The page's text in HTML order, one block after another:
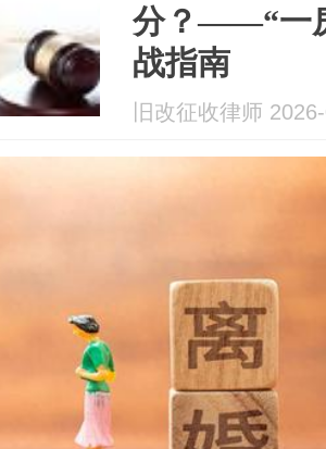
分？——“一
战指南
旧改征收律师